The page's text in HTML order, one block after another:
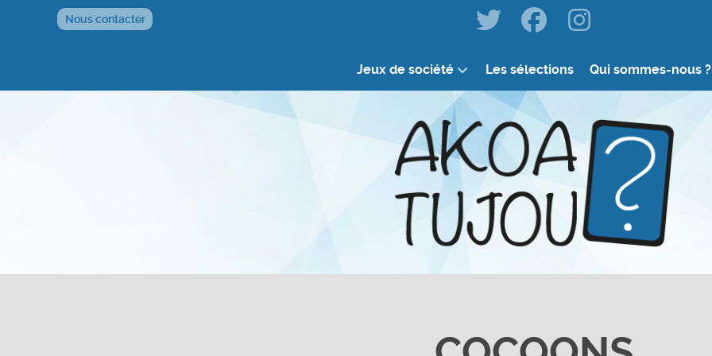
Nous contacter
Jeux de société Les sélections Qui sommes-nous ?